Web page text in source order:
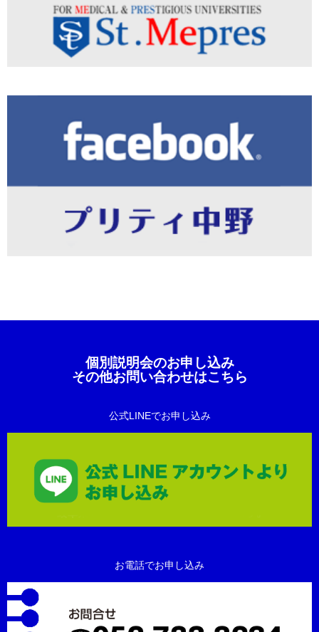
個別説明会のお申し込み
その他お問い合わせはこちら
公式LINEでお申し込み
お電話でお申し込み